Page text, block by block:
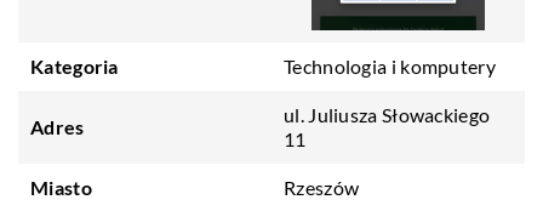
Kategoria Technologia i komputery
Adres
ul. Juliusza Słowackiego
11
Miasto Rzeszów